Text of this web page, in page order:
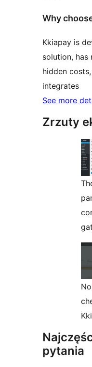
Why
Kkiapay is
solution, has
hidden
integrates
See more
Zrzuty
pytania